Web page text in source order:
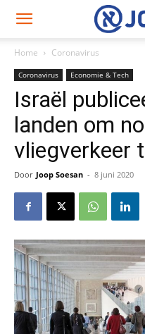
Home Coronavirus
Coronavirus Economie & Tech
Israël
landen om
vliegverkeer
Door Joop Soesan - 8 juni 2020